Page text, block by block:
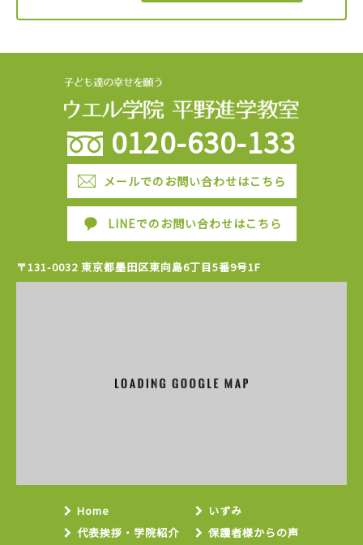
0120-630-133
メールでのお問い合わせはこちら
LINEでのお問い合わせはこちら
〒131-0032 東京都墨田区東向島6丁目5番9号1F
Home
代表挨拶・学院紹介
いずみ
保護者様からの声